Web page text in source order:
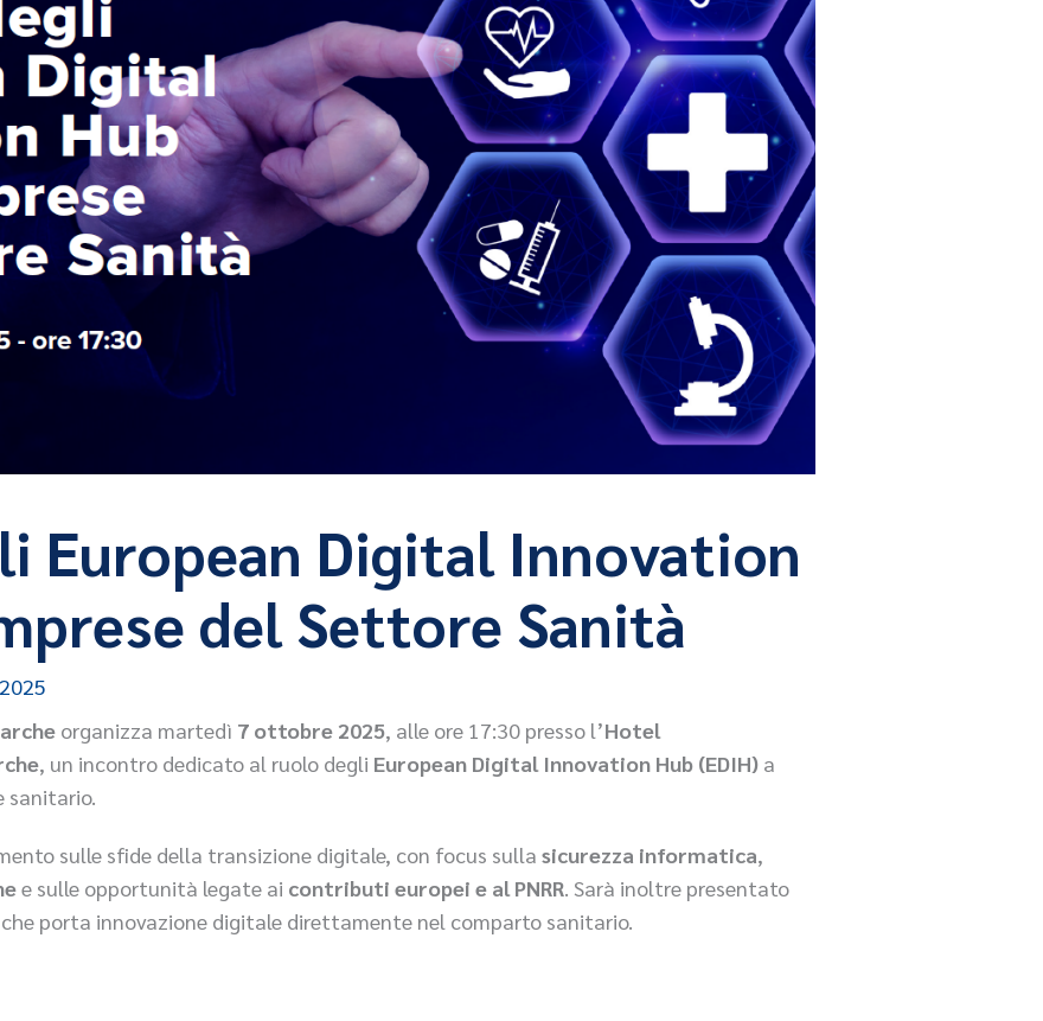
European Digital Innovation
del Settore Sanità
organizza martedì 7 ottobre 2025, alle ore 17:30 presso l’Hotel
, un incontro dedicato al ruolo degli European Digital Innovation Hub (EDIH) a
sanitario.
sulle sfide della transizione digitale, con focus sullasicurezza informatica,
e sulle opportunità legate ai contributi europei e al PNRR. Sarà inoltre presentato
porta innovazione digitale direttamente nel comparto sanitario.